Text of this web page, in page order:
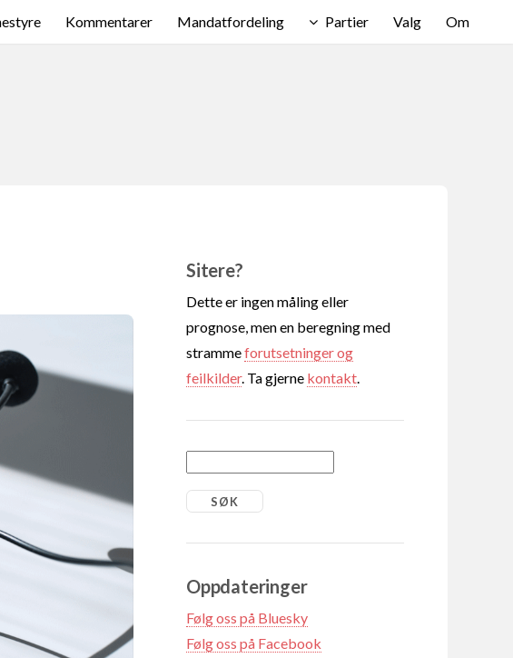
Kommentarer Mandatfordeling Partier Valg Om
Sitere?
Dette er ingen måling eller
prognose, men en beregning med
strammeforutsetninger og
feilkilder. Ta gjerne kontakt
Oppdateringer
Følg oss på Bluesky
Følg oss på Facebook